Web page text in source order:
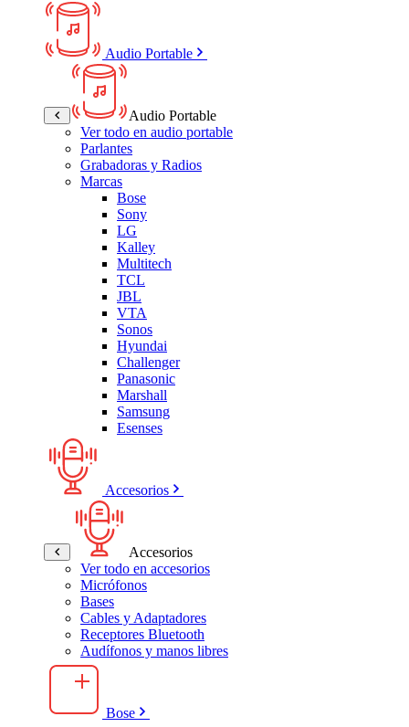
Audio Portable
Audio Portable
Ver todo en audio portable
Parlantes
Grabadoras y Radios
Marcas
Bose
Sony
LG
Kalley
Multitech
TCL
JBL
VTA
Sonos
Hyundai
Challenger
Panasonic
Marshall
Samsung
Esenses
Accesorios
Accesorios
Ver todo en accesorios
Micrófonos
Bases
Cables y Adaptadores
Receptores Bluetooth
Audífonos y manos libres
Bose